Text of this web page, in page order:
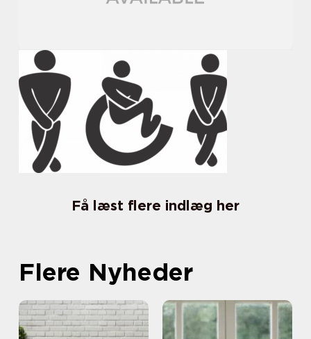
Få læst flere indlæg her
Flere Nyheder